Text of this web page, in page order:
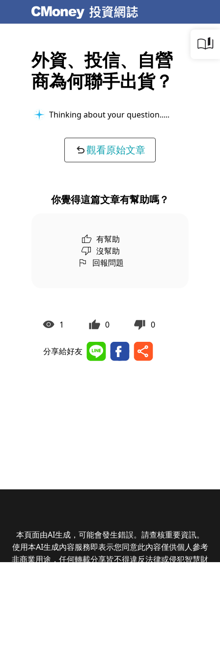
外資、投信、自營
商為何聯手出貨？
Thinking about your question...
觀看原始文章
你覺得這篇文章有幫助嗎？
有幫助
沒幫助
回報問題
1 0 0
分享給好友
本頁面由AI生成，可能會發生錯誤。請查核重要資訊。
使用本AI生成內容服務即表示您同意此內容僅供個人參考
非商業用途，任何轉載分享皆不得違反法律或侵犯智慧財